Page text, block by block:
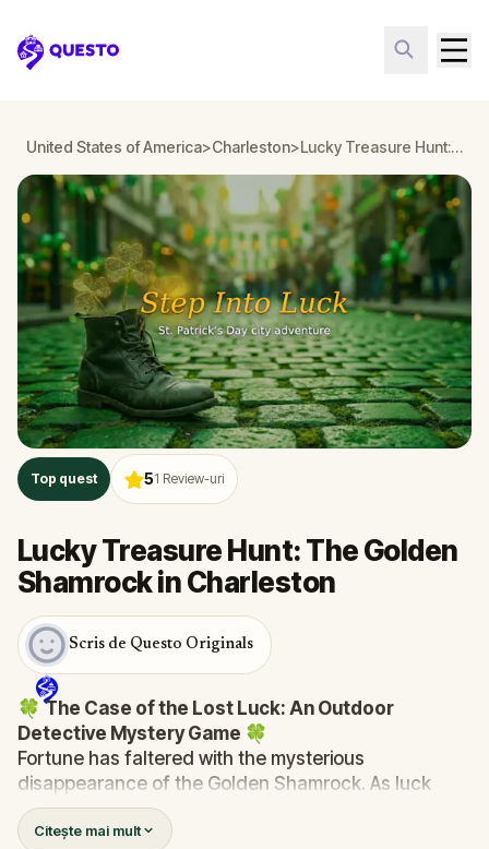
Questo
United States of America>Charleston> Lucky Treasure Hunt: The Golden Shamrock in Charleston
Top quest 51 Review-uri
Lucky Treasure Hunt: The Golden
Shamrock in Charleston
Scris de Questo Originals
🍀The Case of the Lost Luck: An Outdoor
Detective Mystery Game 🍀
Fortune has faltered with the mysterious
disappearance of the Golden Shamrock. As luck
spirals into chaos—clocks stop, signs fall, and the
bakery's ovens cool—you are summoned to unravel
Citește mai mult